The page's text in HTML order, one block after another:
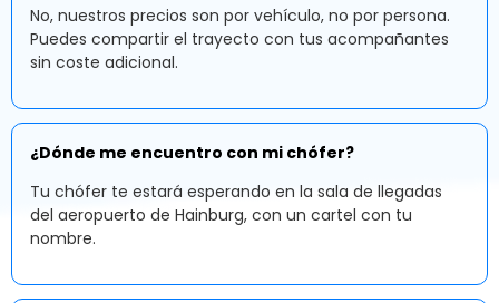
No, nuestros precios son por vehículo, no por persona.
Puedes compartir el trayecto con tus acompañantes
sin coste adicional.
¿Dónde me encuentro con mi chófer?
Tu chófer te estará esperando en la sala de llegadas
del aeropuerto de Hainburg, con un cartel con tu
nombre.